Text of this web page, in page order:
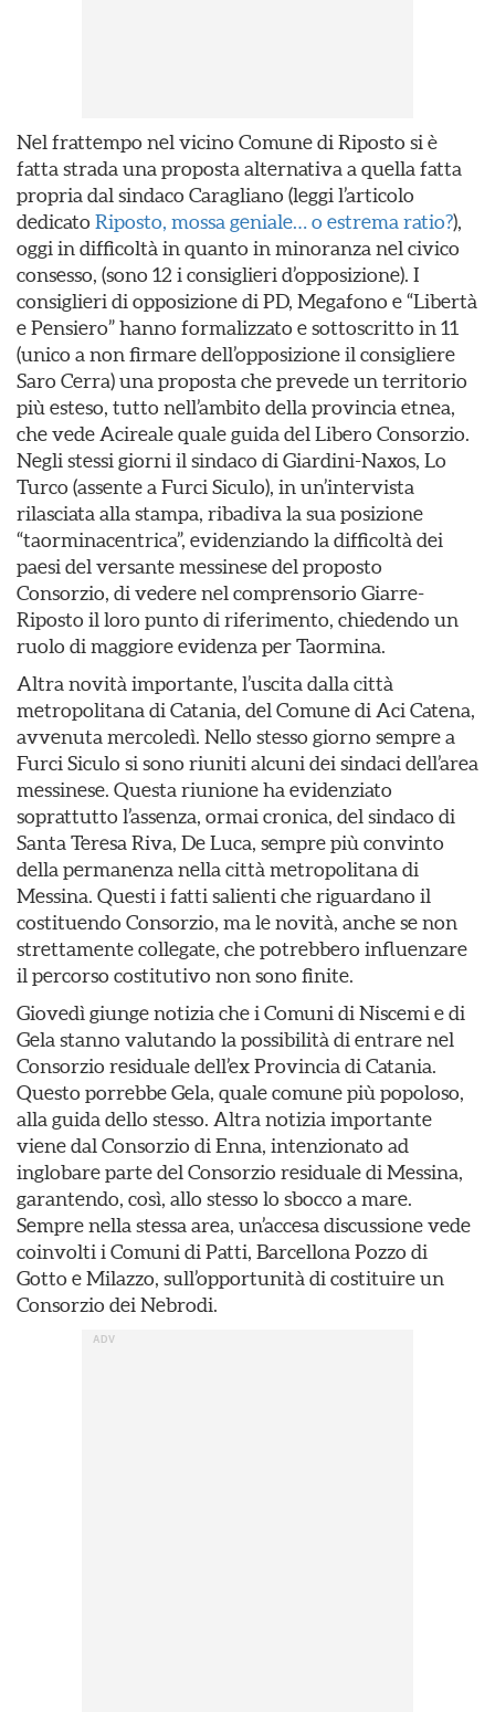
Nel frattempo nel vicino Comune di Riposto si è
fatta strada una proposta alternativa a quella fatta
propria dal sindaco Caragliano (leggi l’articolo
dedicato Riposto, mossa geniale… o estrema ratio?),
oggi in difficoltà in quanto in minoranza nel civico
consesso, (sono 12 i consiglieri d’opposizione). I
consiglieri di opposizione di PD, Megafono e “Libertà
e Pensiero” hanno formalizzato e sottoscritto in 11
(unico a non firmare dell’opposizione il consigliere
Saro Cerra) una proposta che prevede un territorio
più esteso, tutto nell’ambito della provincia etnea,
che vede Acireale quale guida del Libero Consorzio.
Negli stessi giorni il sindaco di Giardini-Naxos, Lo
Turco (assente a Furci Siculo), in un’intervista
rilasciata alla stampa, ribadiva la sua posizione
“taorminacentrica”, evidenziando la difficoltà dei
paesi del versante messinese del proposto
Consorzio, di vedere nel comprensorio Giarre-
Riposto il loro punto di riferimento, chiedendo un
ruolo di maggiore evidenza per Taormina.
Altra novità importante, l’uscita dalla città
metropolitana di Catania, del Comune di Aci Catena,
avvenuta mercoledì. Nello stesso giorno sempre a
Furci Siculo si sono riuniti alcuni dei sindaci dell’area
messinese. Questa riunione ha evidenziato
soprattutto l’assenza, ormai cronica, del sindaco di
Santa Teresa Riva, De Luca, sempre più convinto
della permanenza nella città metropolitana di
Messina. Questi i fatti salienti che riguardano il
costituendo Consorzio, ma le novità, anche se non
strettamente collegate, che potrebbero influenzare
il percorso costitutivo non sono finite.
Giovedì giunge notizia che i Comuni di Niscemi e di
Gela stanno valutando la possibilità di entrare nel
Consorzio residuale dell’ex Provincia di Catania.
Questo porrebbe Gela, quale comune più popoloso,
alla guida dello stesso. Altra notizia importante
viene dal Consorzio di Enna, intenzionato ad
inglobare parte del Consorzio residuale di Messina,
garantendo, così, allo stesso lo sbocco a mare.
Sempre nella stessa area, un’accesa discussione vede
coinvolti i Comuni di Patti, Barcellona Pozzo di
Gotto e Milazzo, sull’opportunità di costituire un
Consorzio dei Nebrodi.